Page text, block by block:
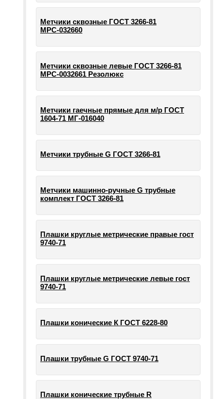
Метчики сквозные ГОСТ 3266-81
МРС-032660
Метчики сквозные левые ГОСТ 3266-81
МРС-0032661 Резолюкс
Метчики гаечные прямые для м/р ГОСТ
1604-71 МГ-016040
Метчики трубные G ГОСТ 3266-81
Метчики машинно-ручные G трубные
комплект ГОСТ 3266-81
Плашки круглые метрические правые гост
9740-71
Плашки круглые метрические левые гост
9740-71
Плашки конические К ГОСТ 6228-80
Плашки трубные G ГОСТ 9740-71
Плашки конические трубные R